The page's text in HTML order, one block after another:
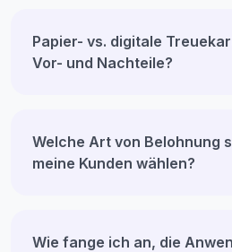
Papier- vs. digitale
Vor- und Nachteile?
Welche Art von Belohnung
meine Kunden wählen?
Wie fange ich an, die